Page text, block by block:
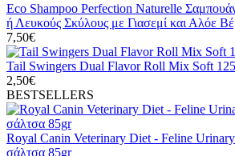
Eco Shampoo Perfection Naturelle
ή Λευκούς Σκύλους με Γιασεμί και Αλόε
7,50€
Tail Swingers Dual Flavor Roll Mix Soft
2,50€
BESTSELLERS
Royal Canin Veterinary Diet - Feline
σάλτσα 85gr